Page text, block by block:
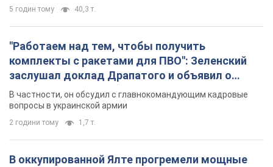
5 годин тому 40,3 т.
"Работаем над тем, чтобы получить
комплекты с ракетами для ПВО": Зеленский
заслушал доклад Драпатого и объявил о
новых мерах
В частности, он обсудил с главнокомандующим кадровые
вопросы в украинской армии
2 години тому 1,7 т.
В оккупированной Ялте прогремели мощные